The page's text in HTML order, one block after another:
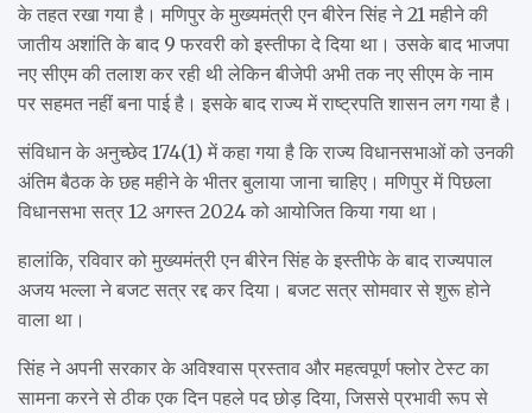
के तहत रखा गया है। मणिपुर के मुख्यमंत्री एन बीरेन सिंह ने 21 महीने की
जातीय अशांति के बाद 9 फरवरी को इस्तीफा दे दिया था। उसके बाद भाजपा
नए सीएम की तलाश कर रही थी लेकिन बीजेपी अभी तक नए सीएम के नाम
पर सहमत नहीं बना पाई है। इसके बाद राज्य में राष्ट्रपति शासन लग गया है।
संविधान के अनुच्छेद 174(1) में कहा गया है कि राज्य विधानसभाओं को उनकी
अंतिम बैठक के छह महीने के भीतर बुलाया जाना चाहिए। मणिपुर में पिछला
विधानसभा सत्र 12 अगस्त 2024 को आयोजित किया गया था।
हालांकि, रविवार को मुख्यमंत्री एन बीरेन सिंह के इस्तीफे के बाद राज्यपाल
अजय भल्ला ने बजट सत्र रद्द कर दिया। बजट सत्र सोमवार से शुरू होने
वाला था।
सिंह ने अपनी सरकार के अविश्वास प्रस्ताव और महत्वपूर्ण फ्लोर टेस्ट का
सामना करने से ठीक एक दिन पहले पद छोड़ दिया, जिससे प्रभावी रूप से